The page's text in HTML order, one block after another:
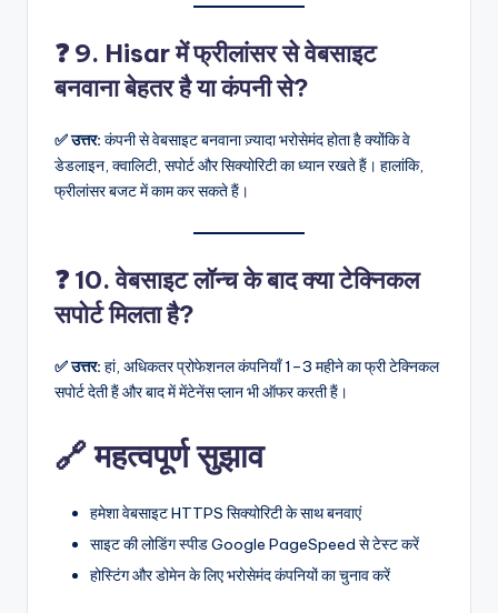
❓ 9. Hisar में फ्रीलांसर से वेबसाइट
बनवाना बेहतर है या कंपनी से?
✅ उत्तर: कंपनी से वेबसाइट बनवाना ज़्यादा भरोसेमंद होता है क्योंकि वे
डेडलाइन, क्वालिटी, सपोर्ट और सिक्योरिटी का ध्यान रखते हैं। हालांकि,
फ्रीलांसर बजट में काम कर सकते हैं।
❓ 10. वेबसाइट लॉन्च के बाद क्या टेक्निकल
सपोर्ट मिलता है?
✅ उत्तर: हां, अधिकतर प्रोफेशनल कंपनियाँ 1–3 महीने का फ्री टेक्निकल
सपोर्ट देती हैं और बाद में मेंटेनेंस प्लान भी ऑफर करती हैं।
🔗 महत्वपूर्ण सुझाव
हमेशा वेबसाइट HTTPS सिक्योरिटी के साथ बनवाएं
साइट की लोडिंग स्पीड Google PageSpeed से टेस्ट करें
होस्टिंग और डोमेन के लिए भरोसेमंद कंपनियों का चुनाव करें